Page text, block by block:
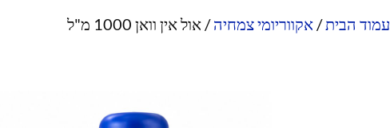
עמוד הבית/אקווריומי צמחיה/ אול אין וואן 1000 מ"ל